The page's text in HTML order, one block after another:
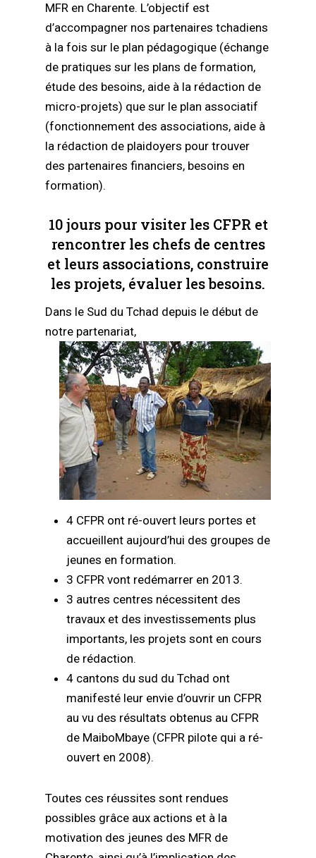
MFR en Charente. L’objectif est
d’accompagner nos partenaires tchadiens
à la fois sur le plan pédagogique (échange
de pratiques sur les plans de formation,
étude des besoins, aide à la rédaction de
micro-projets) que sur le plan associatif
(fonctionnement des associations, aide à
la rédaction de plaidoyers pour trouver
des partenaires financiers, besoins en
formation).
10 jours pour visiter les CFPR et
rencontrer les chefs de centres
et leurs associations, construire
les projets, évaluer les besoins.
Dans le Sud du Tchad depuis le début de
notre partenariat,
4 CFPR ont ré-ouvert leurs portes et
accueillent aujourd’hui des groupes de
jeunes en formation.
3 CFPR vont redémarrer en 2013.
3 autres centres nécessitent des
travaux et des investissements plus
importants, les projets sont en cours
de rédaction.
4 cantons du sud du Tchad ont
manifesté leur envie d’ouvrir un CFPR
au vu des résultats obtenus au CFPR
de MaiboMbaye (CFPR pilote qui a ré-
ouvert en 2008).
Toutes ces réussites sont rendues
possibles grâce aux actions et à la
motivation des jeunes des MFR de